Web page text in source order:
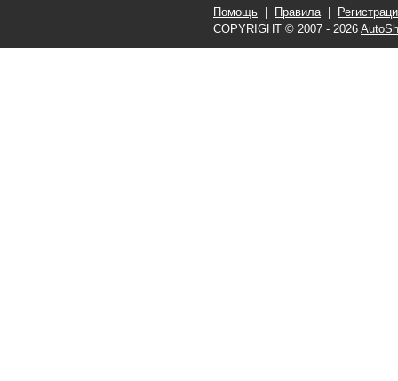
Помощь Правила|
COPYRIGHT © 2007 - 2026